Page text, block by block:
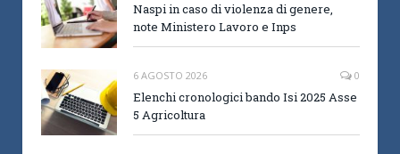
Naspi in caso di violenza di genere,
note Ministero Lavoro e Inps
6 AGOSTO 2026 0
Elenchi cronologici bando Isi 2025 Asse
5 Agricoltura